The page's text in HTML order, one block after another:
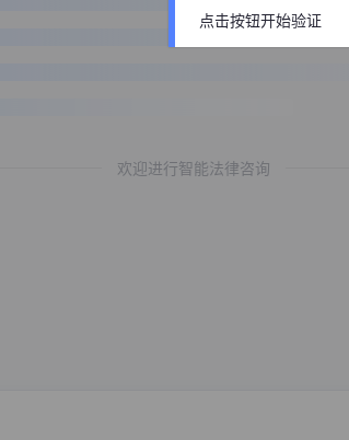
欢迎进行智能法律咨询
点击按钮开始验证